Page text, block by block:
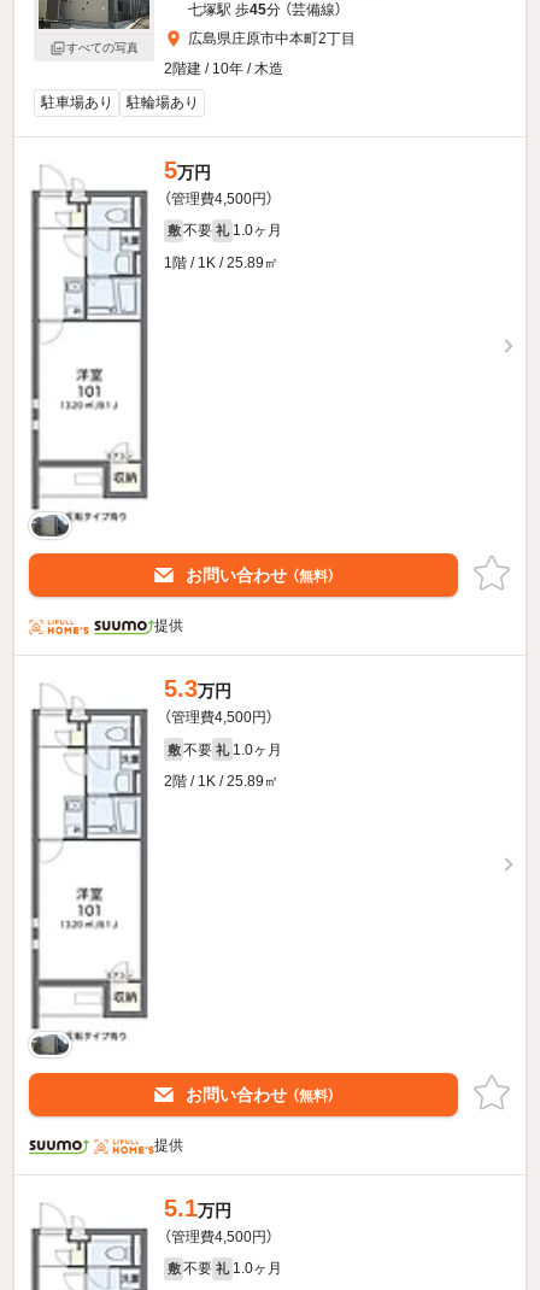
すべての写真
七塚駅 歩45分 （芸備線）
広島県庄原市中本町2丁目
2階建 / 10年 / 木造
駐車場あり
駐輪場あり
5万円
（管理費4,500円）
敷 不要 礼 1.0ヶ月
1階 / 1K / 25.89㎡
お問い合わせ （無料）
提供
5.3万円
（管理費4,500円）
敷 不要 礼 1.0ヶ月
2階 / 1K / 25.89㎡
お問い合わせ （無料）
提供
5.1万円
（管理費4,500円）
敷 不要 礼 1.0ヶ月